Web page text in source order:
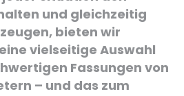
und gleichzeitig
bieten wir
vielseitige Auswahl
Fassungen von
– und das zum